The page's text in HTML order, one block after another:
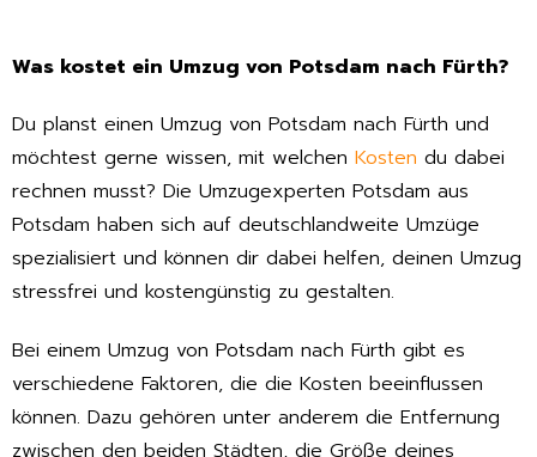
Was kostet ein Umzug von Potsdam nach Fürth?
Du planst einen Umzug von Potsdam nach Fürth und
möchtest gerne wissen, mit welchen Kosten du dabei
rechnen musst? Die Umzugexperten Potsdam aus
Potsdam haben sich auf deutschlandweite Umzüge
spezialisiert und können dir dabei helfen, deinen Umzug
stressfrei und kostengünstig zu gestalten.
Bei einem Umzug von Potsdam nach Fürth gibt es
verschiedene Faktoren, die die Kosten beeinflussen
können. Dazu gehören unter anderem die Entfernung